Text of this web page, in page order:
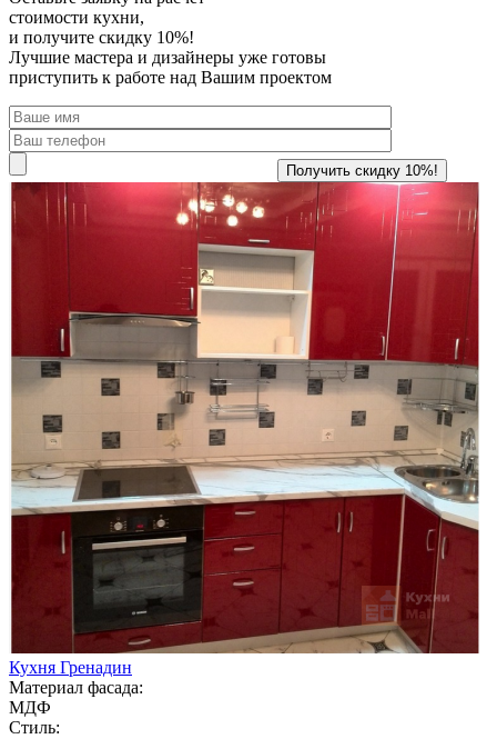
стоимости кухни,
и получите скидку 10%!
Лучшие мастера и дизайнеры уже готовы
приступить к работе над Вашим проектом
Кухня Гренадин
Материал фасада:
МДФ
Стиль: